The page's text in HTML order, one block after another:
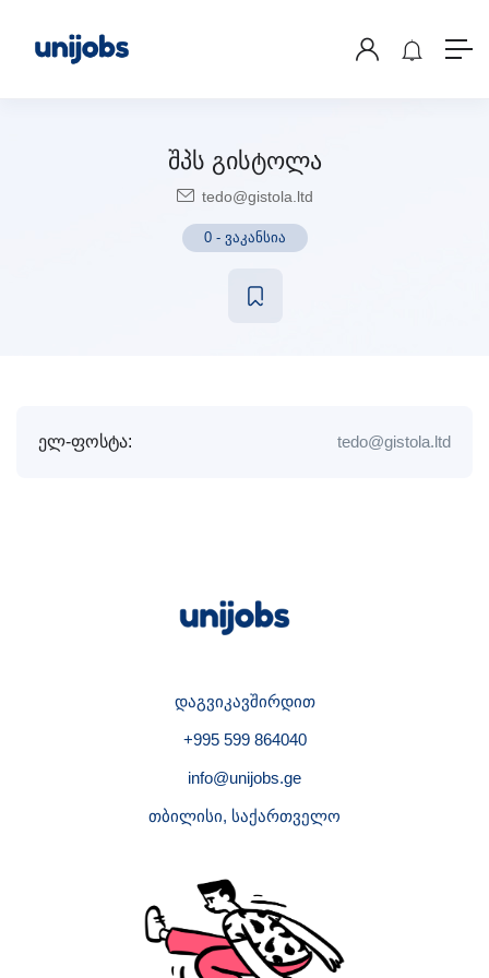
შპს გისტოლა
tedo@gistola.ltd
0- ვაკანსია
ელ-ფოსტა: tedo@gistola.ltd
დაგვიკავშირდით
+995 599 864040
info@unijobs.ge
თბილისი, საქართველო